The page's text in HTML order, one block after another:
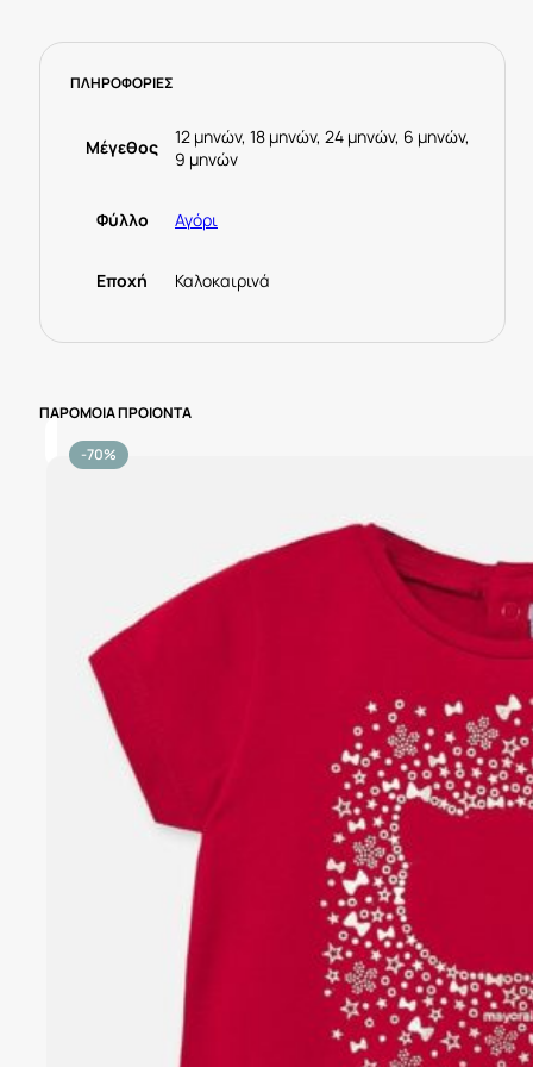
ΠΛΗΡΟΦΟΡΙΕΣ
Μέγεθος
12 μηνών, 18 μηνών, 24 μηνών, 6 μηνών,
9 μηνών
Φύλλο Αγόρι
Εποχή Καλοκαιρινά
ΠΑΡΟΜΟΙΑ ΠΡΟΙΟΝΤΑ
-70%